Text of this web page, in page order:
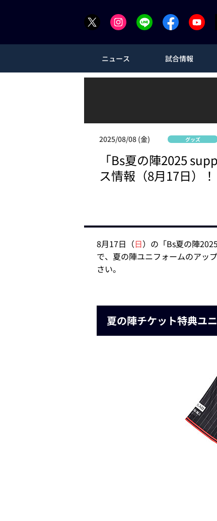
ニュース 試合情報
2025/08/08 (金) グッズ
「Bs夏の陣2025
ス情報（8月17日）！
8月17日（日）の「Bs夏の陣
で、夏の陣ユニフォームのアッ
さい。
夏の陣チケット特典ユ